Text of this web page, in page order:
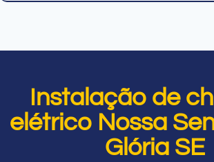
Instalação de
elétrico Nossa
Glória SE